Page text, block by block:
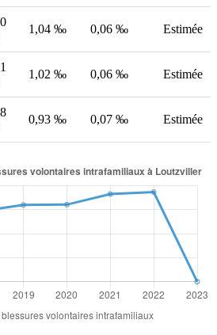
1,04 ‰ 0,06 ‰ Estimée
1,02 ‰ 0,06 ‰ Estimée
0,93 ‰ 0,07 ‰ Estimée